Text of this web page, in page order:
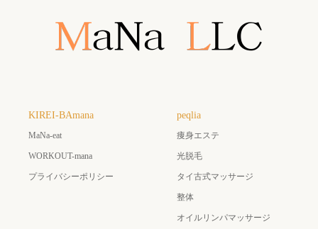
KIREI-BAmana
MaNa-eat
WORKOUT-mana
プライバシーポリシー
peqlia
痩身エステ
光脱毛
タイ古式マッサージ
整体
オイルリンパマッサージ